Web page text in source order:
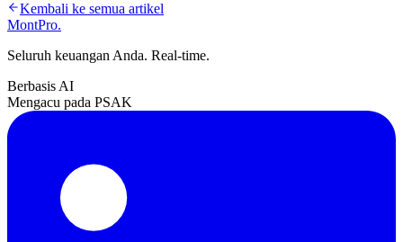
Kembali ke semua artikel
MontPro.
Seluruh keuangan Anda. Real-time.
Berbasis AI
Mengacu pada PSAK